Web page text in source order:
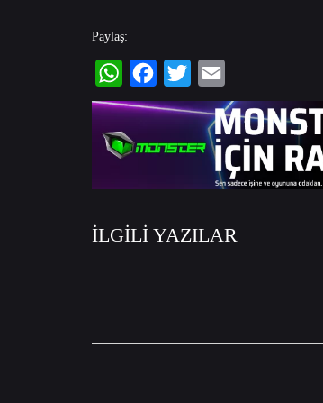
Paylaş:
WhatsAppFacebookTwitterEmail
İLGİLİ YAZILAR